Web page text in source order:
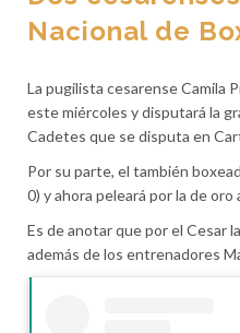
Nacional de
La pugilista cesarense Camila
este miércoles y disputará la
Cadetes que se disputa en
Por su parte, el también
0) y ahora peleará por la de
Es de anotar que por el Cesar
además de los entrenadores